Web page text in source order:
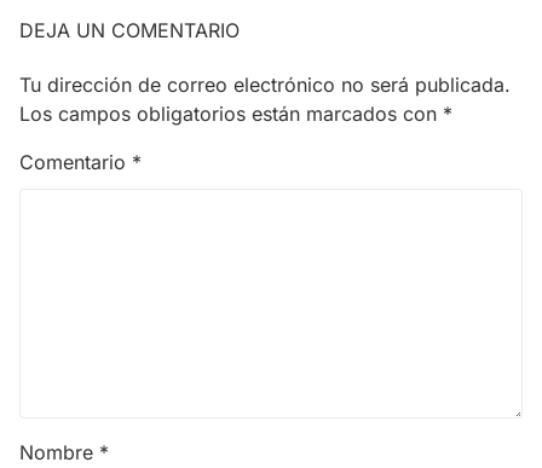
DEJA UN COMENTARIO
Tu dirección de correo electrónico no será publicada.
Los campos obligatorios están marcados con *
Comentario *
Nombre *